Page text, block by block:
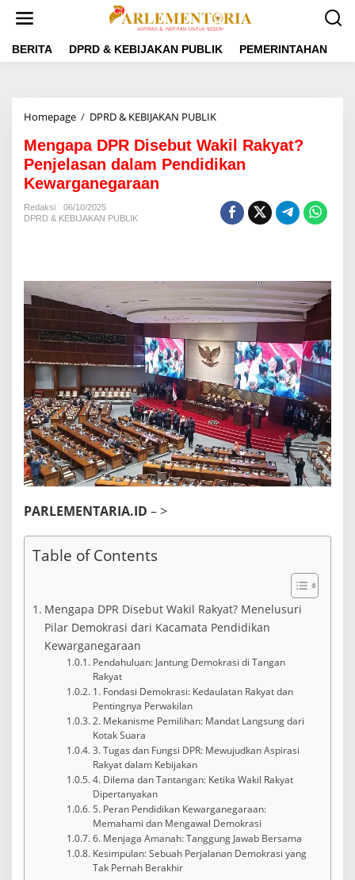
t
BERITA DPRD & KEBIJAKAN PUBLIK PEMERINTAHAN
Homepage / DPRD & KEBIJAKAN PUBLIK
n
g
a
D
s
b
u
t
W
k
i
l
R
a
k
y
a
a
s
n
a
a
d
d
i
k
a
Mengapa DPR Disebut Wakil Rakyat?
Penjelasan dalam Pendidikan
Kewarganegaraan
Redaksi
06/10/2025
DPRD & KEBIJAKAN PUBLIK
PARLEMENTARIA.ID – >
Table of Contents
Mengapa DPR Disebut Wakil Rakyat? Menelusuri
Pilar Demokrasi dari Kacamata Pendidikan
Kewarganegaraan
Pendahuluan: Jantung Demokrasi di Tangan
Rakyat
1. Fondasi Demokrasi: Kedaulatan Rakyat dan
Pentingnya Perwakilan
2. Mekanisme Pemilihan: Mandat Langsung dari
Kotak Suara
3. Tugas dan Fungsi DPR: Mewujudkan Aspirasi
Rakyat dalam Kebijakan
4. Dilema dan Tantangan: Ketika Wakil Rakyat
Dipertanyakan
5. Peran Pendidikan Kewarganegaraan:
Memahami dan Mengawal Demokrasi
6. Menjaga Amanah: Tanggung Jawab Bersama
Kesimpulan: Sebuah Perjalanan Demokrasi yang
Tak Pernah Berakhir